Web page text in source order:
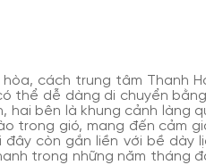
cách trung tâm Thanh
thể dễ dàng di chuyển
hai bên là khung cảnh làng
trong gió, mang đến cảm
còn gắn liền với bề dày
trong những năm tháng